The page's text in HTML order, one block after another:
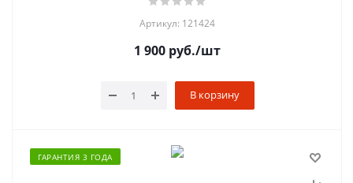
Артикул: 121424
1 900 руб./шт
В корзину
ГАРАНТИЯ 3 ГОДА